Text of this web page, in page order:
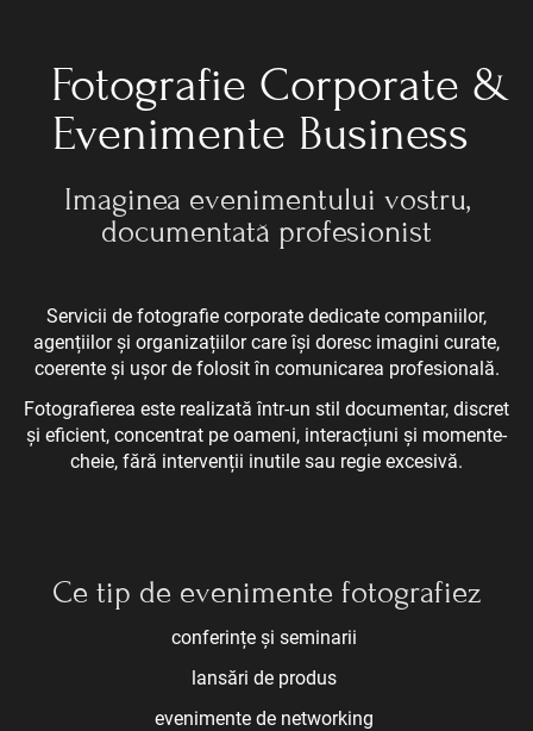
Fotografie Corporate &
Evenimente Business
Imaginea evenimentului vostru,
documentată profesionist
Servicii de fotografie corporate dedicate companiilor,
agențiilor și organizațiilor care își doresc imagini curate,
coerente și ușor de folosit în comunicarea profesională.
Fotografierea este realizată într-un stil documentar, discret
și eficient, concentrat pe oameni, interacțiuni și momente-
cheie, fără intervenții inutile sau regie excesivă.
Ce tip de evenimente fotografiez
conferințe și seminarii
lansări de produs
evenimente de networking